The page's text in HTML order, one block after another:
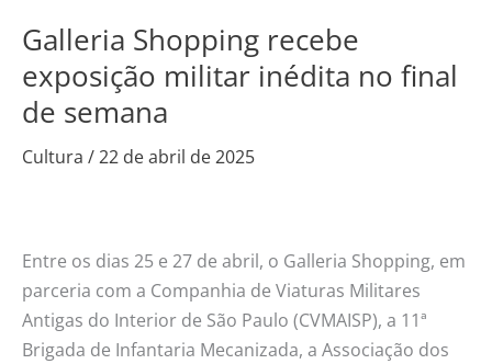
Galleria Shopping recebe
exposição militar inédita no final
de semana
Cultura /22 de abril de 2025
Entre os dias 25 e 27 de abril, o Galleria Shopping, em
parceria com a Companhia de Viaturas Militares
Antigas do Interior de São Paulo (CVMAISP), a 11ª
Brigada de Infantaria Mecanizada, a Associação dos
Galleria
recebe
exposição
militar
de
semana